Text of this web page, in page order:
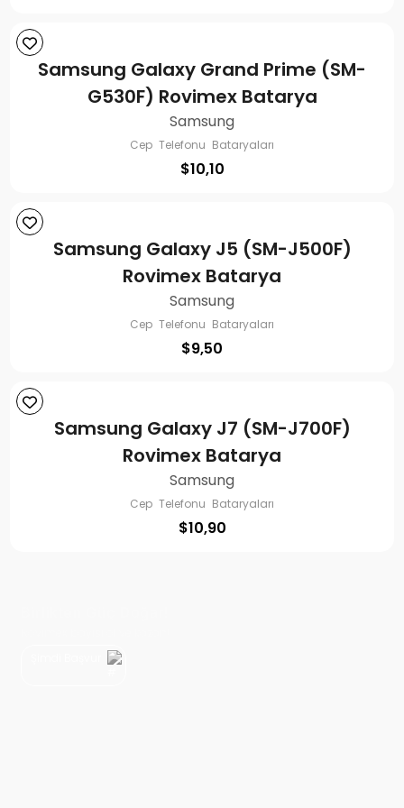
Samsung Galaxy Grand Prime (SM-
G530F) Rovimex Batarya
Samsung
Cep Telefonu Bataryaları
$10,10
Samsung Galaxy J5 (SM-J500F)
Rovimex Batarya
Samsung
Cep Telefonu Bataryaları
$9,50
Samsung Galaxy J7 (SM-J700F)
Rovimex Batarya
Samsung
Cep Telefonu Bataryaları
$10,90